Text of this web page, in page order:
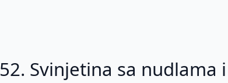
52. Svinjetina sa nudlama